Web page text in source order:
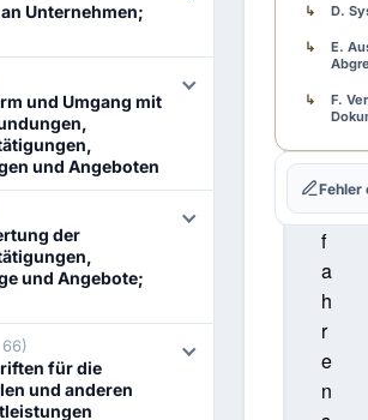
Unternehmen;
und Umgang mit
und Angeboten
der
und Angebote;
für die
und anderen
a
b
e
v
e
r
f
a
h
r
e
n
D.
E.
F.
G.
H.
Fehler